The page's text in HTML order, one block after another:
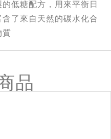
低糖配方，用來平衡日
了來自天然的碳水化合
質
品